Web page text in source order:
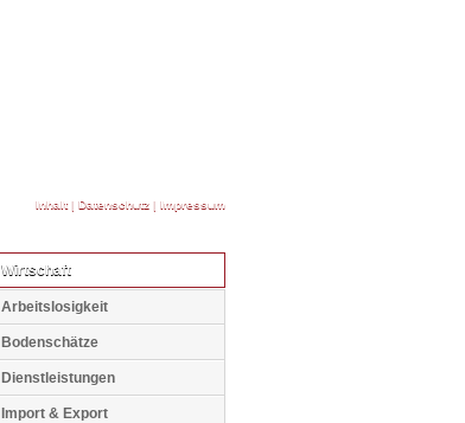
Inhalt| Datenschutz | Impressum
Wirtschaft
Arbeitslosigkeit
Bodenschätze
Dienstleistungen
Import & Export